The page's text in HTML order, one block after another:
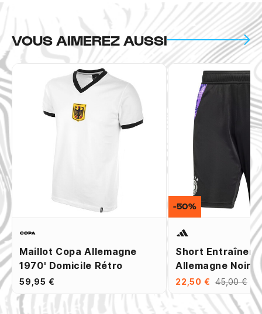
VOUS AIMEREZ AUSSI
Maillot Copa Allemagne
1970' Domicile Rétro
59,95 €
Short
Allemagne Noir
22,50 € 45,00 €
-50%